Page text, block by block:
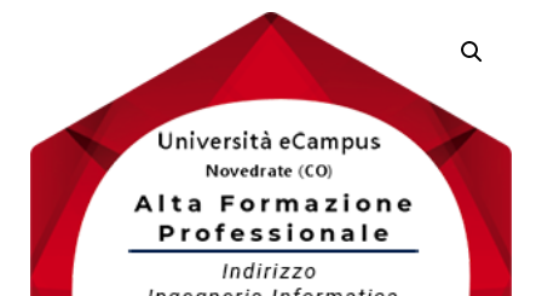
INDIRIZZO INGEGNERIA INDIRIZZO INGEGNERIA
INDUSTRIALE